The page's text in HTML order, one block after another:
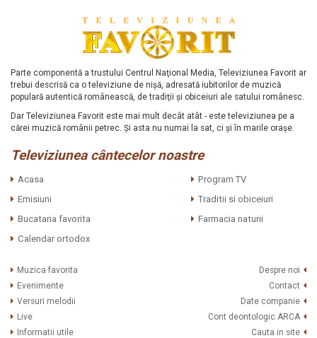
Parte componentă a trustului Centrul Naţional Media, Televiziunea Favorit ar
trebui descrisă ca o televiziune de nişă, adresată iubitorilor de muzică
populară autentică românească, de tradiţii şi obiceiuri ale satului românesc.
Dar Televiziunea Favorit este mai mult decât atât - este televiziunea pe a
cărei muzică românii petrec. Şi asta nu numai la sat, ci şi în marile oraşe.
Televiziunea cântecelor noastre
Acasa
Program TV
Emisiuni
Traditii si obiceiuri
Bucataria favorita
Farmacia naturii
Calendar ortodox
Muzica favorita
Evenimente
Versuri melodii
Live
Informatii utile
Despre noi
Contact
Date companie
Cont deontologic ARCA
Cauta in site